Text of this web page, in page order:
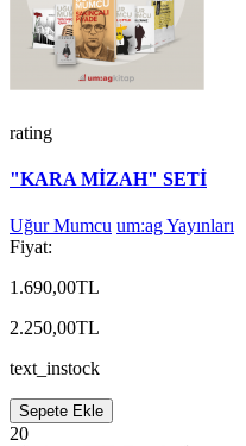
rating
"KARA MİZAH" SETİ
Uğur Mumcu um:ag Yayınları
Fiyat:
1.690,00TL
2.250,00TL
text_instock
Sepete Ekle
20